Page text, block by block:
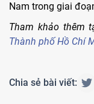
Nam trong giai
Tham khảo thêm
Thành phố Hồ Chí
Chia sẻ bài viết: